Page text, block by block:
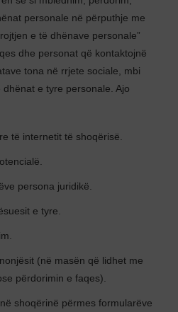
personale në përputhje me
e të dhënave personale”
dhe personat që kontaktojnë
tona në rrjete sociale, mbi
e tyre personale. Ajo
të internetit të shoqërisë.
persona juridikë.
e tyre.
(në masën që lidhet me
përdorimin e faqes).
shoqërinë përmes formularëve